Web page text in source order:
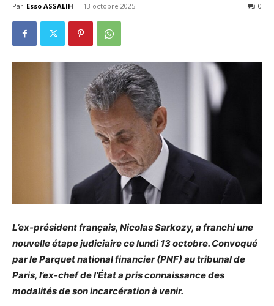
Par Esso ASSALIH - 13 octobre 2025 0
L’ex-président français, Nicolas Sarkozy, a franchi une
nouvelle étape judiciaire ce lundi 13 octobre. Convoqué
par le Parquet national financier (PNF) au tribunal de
Paris, l’ex-chef de l’État a pris connaissance des
modalités de son incarcération à venir.